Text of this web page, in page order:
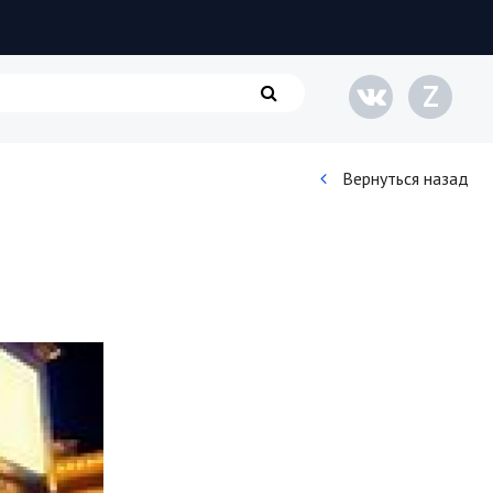
Семья и дети
Путешествия
Строительство
Культура и общество
Z
Вернуться назад